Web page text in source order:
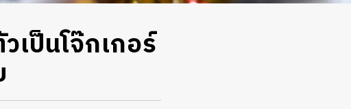
เป็นโจ๊กเกอร์